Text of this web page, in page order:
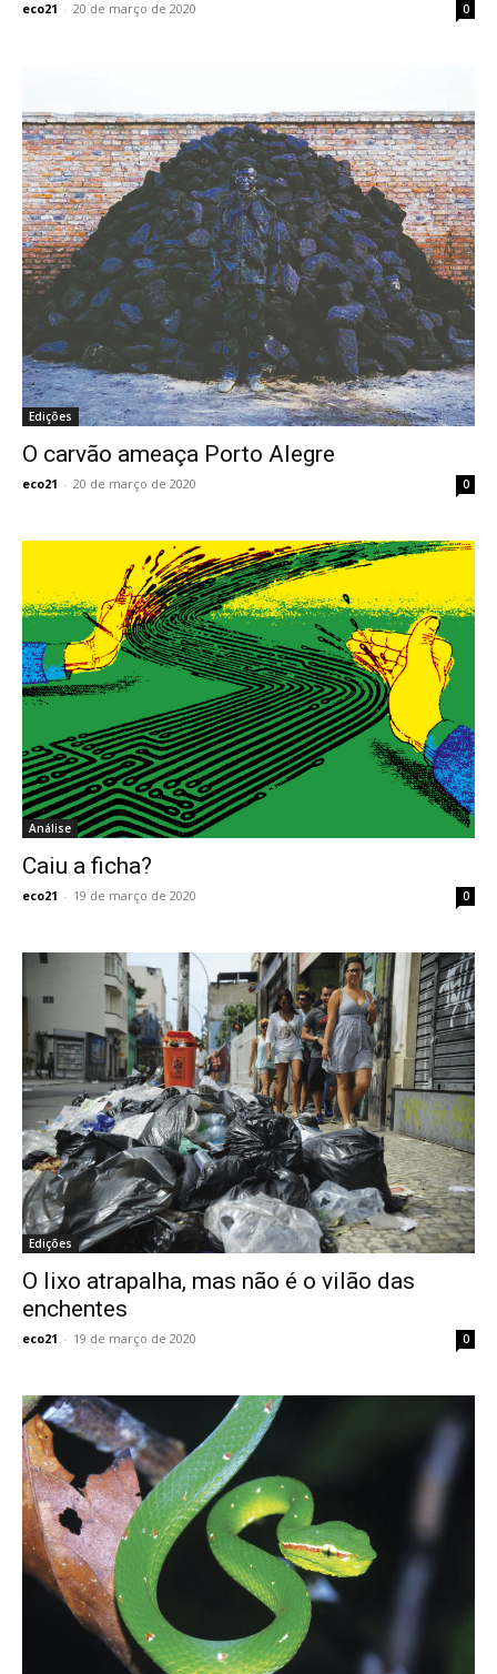
eco21 - 20 de março de 2020 0
Edições
O carvão ameaça Porto Alegre
eco21 - 20 de março de 2020 0
Análise
Caiu a ficha?
eco21 - 19 de março de 2020 0
Edições
O lixo atrapalha, mas não é o vilão das
enchentes
eco21 - 19 de março de 2020 0